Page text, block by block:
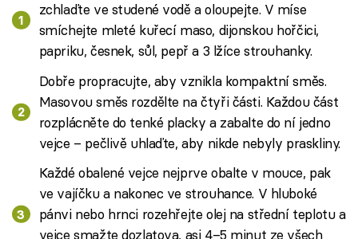
zchlaďte ve studené vodě a oloupejte. V míse
smíchejte mleté kuřecí maso, dijonskou hořčici,
papriku, česnek, sůl, pepř a 3 lžíce strouhanky.
Dobře propracujte, aby vznikla kompaktní směs.
Masovou směs rozdělte na čtyři části. Každou část
rozplácněte do tenké placky a zabalte do ní jedno
vejce – pečlivě uhlaďte, aby nikde nebyly praskliny.
Každé obalené vejce nejprve obalte v mouce, pak
ve vajíčku a nakonec ve strouhance. V hluboké
pánvi nebo hrnci rozehřejte olej na střední teplotu a
vejce smažte dozlatova, asi 4–5 minut ze všech